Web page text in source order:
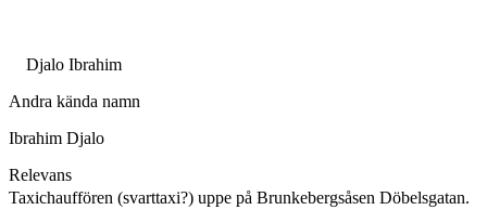
Djalo Ibrahim
Andra kända namn
Ibrahim Djalo
Relevans
Taxichauffören (svarttaxi?) uppe på Brunkebergsåsen Döbelsgatan.